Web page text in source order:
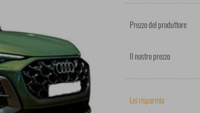
Prezzo del produttore
Il nostro prezzo
Lei risparmia